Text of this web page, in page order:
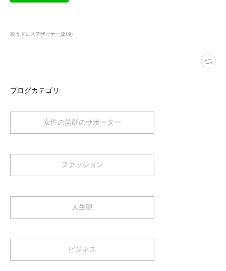
歌うドレスデザイナー(219)
ブログカテゴリ
女性の笑顔のサポーター
ファッション
人生観
ビジネス